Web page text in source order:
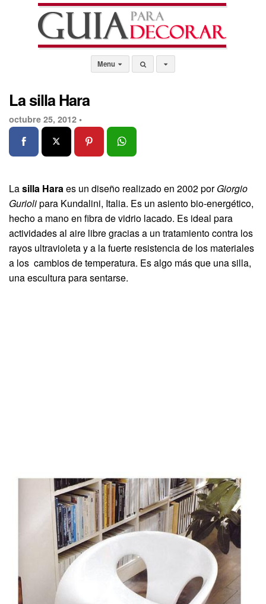
Menu
La silla Hara
octubre 25, 2012 •
Lasilla Haraes un diseño realizado en 2002 porGiorgio
Guriolipara Kundalini, Italia. Es un asiento bio-energético,
hecho a mano en fibra de vidrio lacado. Es ideal para
actividades al aire libre gracias a un tratamiento contra los
rayos ultravioleta y a la fuerte resistencia de los materiales
a los cambios de temperatura. Es algo más que una silla,
una escultura para sentarse.